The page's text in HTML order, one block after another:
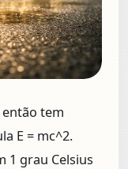
tem
E = mc^2.
1 grau Celsius